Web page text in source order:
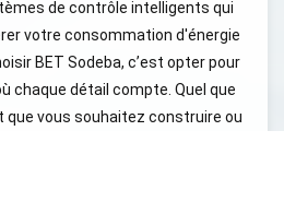
de contrôle intelligents qui
votre consommation d'énergie
BET Sodeba, c’est opter pour
chaque détail compte. Quel que
vous souhaitez construire ou